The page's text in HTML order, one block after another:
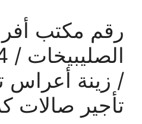
رقم مكتب
/ زينة
تأجير